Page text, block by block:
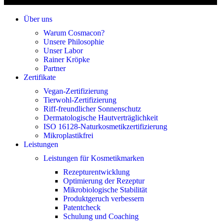
Über uns
Warum Cosmacon?
Unsere Philosophie
Unser Labor
Rainer Kröpke
Partner
Zertifikate
Vegan-Zertifizierung
Tierwohl-Zertifizierung
Riff-freundlicher Sonnenschutz
Dermatologische Hautverträglichkeit
ISO 16128-Naturkosmetikzertifizierung
Mikroplastikfrei
Leistungen
Leistungen für Kosmetikmarken
Rezepturentwicklung
Optimierung der Rezeptur
Mikrobiologische Stabilität
Produktgeruch verbessern
Patentcheck
Schulung und Coaching